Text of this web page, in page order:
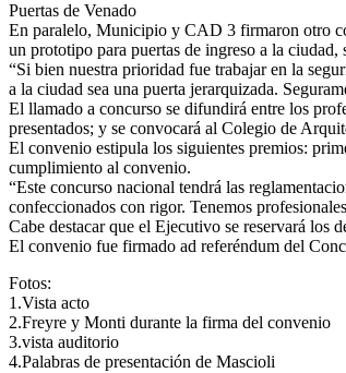
Puertas de Venado
En paralelo, Municipio y CAD 3 firmaron otro
un prototipo para puertas de ingreso a la ciudad,
“Si bien nuestra prioridad fue trabajar en la
a la ciudad sea una puerta jerarquizada.
El llamado a concurso se difundirá entre los
presentados; y se convocará al Colegio de
El convenio estipula los siguientes premios:
cumplimiento al convenio.
“Este concurso nacional tendrá las
confeccionados con rigor. Tenemos
Cabe destacar que el Ejecutivo se reservará los
El convenio fue firmado ad referéndum del
Fotos:
1.Vista acto
2.Freyre y Monti durante la firma del convenio
3.vista auditorio
4.Palabras de presentación de Mascioli